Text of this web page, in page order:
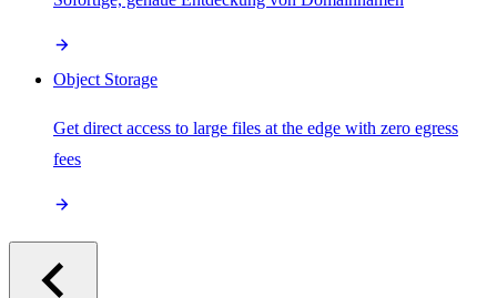
Object Storage
Get direct access to large files at the edge with zero egress
fees